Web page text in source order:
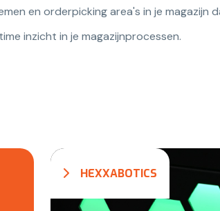
en orderpicking area's in je magazijn
inzicht in je magazijnprocessen.
HEXXABOTICS